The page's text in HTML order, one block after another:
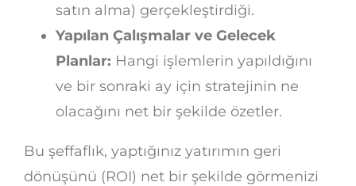
satın alma) gerçekleştirdiği.
Yapılan Çalışmalar ve Gelecek
Planlar: Hangi işlemlerin yapıldığını
ve bir sonraki ay için stratejinin ne
olacağını net bir şekilde özetler.
Bu şeffaflık, yaptığınız yatırımın geri
dönüşünü (ROI) net bir şekilde görmenizi